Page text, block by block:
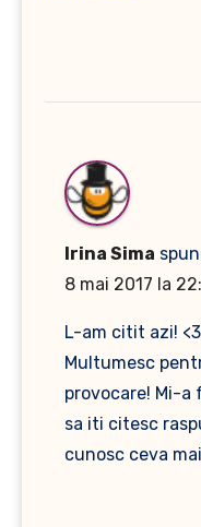
Irina Sima
8 mai 2017 la
L-am citit azi! <3
Multumesc
provocare! Mi-a
sa iti citesc
cunosc ceva